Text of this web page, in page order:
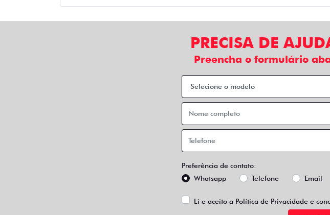
PRECISA DE
Preencha o formulário
Preferência de contato:
Whatsapp
Telefone Email
Li e aceito a Política de Privacidadee